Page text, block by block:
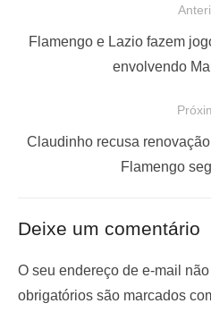
a
o
e
P
P
a
i
o
Flamengo e Lazio fazem
envolvendo
P
m
o
Claudinho recusa
Flamengo
Deixe um comentário
O seu endereço de e-mail
obrigatórios são marcados